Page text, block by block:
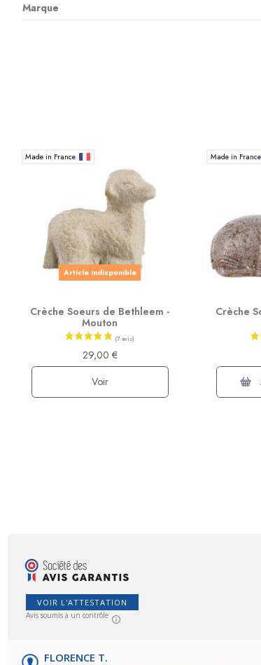
Marque
Made in France
Article indisponible
Crèche Soeurs de Bethleem -
Mouton
29,00 €
Voir
Made in France
Crèche
VOIR L'ATTESTATION
Avis soumis à un contrôle
FLORENCE T.